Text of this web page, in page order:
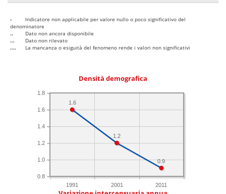
-
Indicatore non applicabile per valore nullo o poco significativo del
denominatore
..
Dato non ancora disponibile
...
Dato non rilevato
....
La mancanza o esiguità del fenomeno rende i valori non significativi
Densità demografica
1991 2001 2011
0.8
1.0
1.2
1.4
1.6
1.8
0.9
1.2
1.6